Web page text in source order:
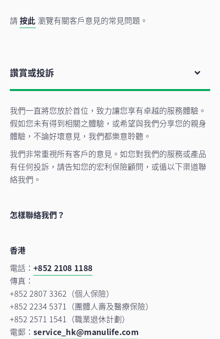
請按此 瀏覽有關客戶意見的常見問題。
讚賞或投訴
我們一直將您放於首位，致力讓您享有卓越的服務體驗。
假如您未有得到相關之體驗，或希望與我們分享您的親身
體驗，不論好壞意見，我們都樂意聆聽。
我們非常重視所有客戶的意見。如您對我們的服務或產品
有任何投訴，請告知您的宏利保險顧問，或循以下渠道聯
絡我們。
怎樣聯絡我們？
香港
電話： +852 2108 1188
傳真：
+852 2807 3362（個人保險）
+852 2234 5371（團體人壽及醫療保險）
+852 2571 1541（職業退休計劃）
電郵： service_hk@manulife.com